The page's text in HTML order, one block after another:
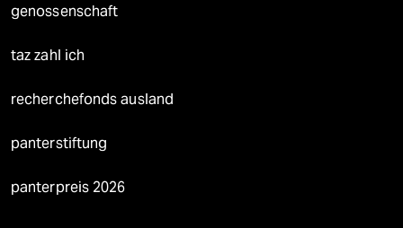
genossenschaft
taz zahl ich
recherchefonds ausland
panterstiftung
panterpreis 2026